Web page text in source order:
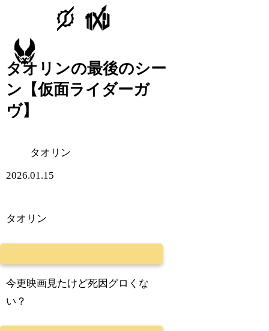
タオリンの最後のシー
ン【仮面ライダーガ
ヴ】
タオリン
2026.01.15
タオリン
今更映画見たけど死因グロくな
い？